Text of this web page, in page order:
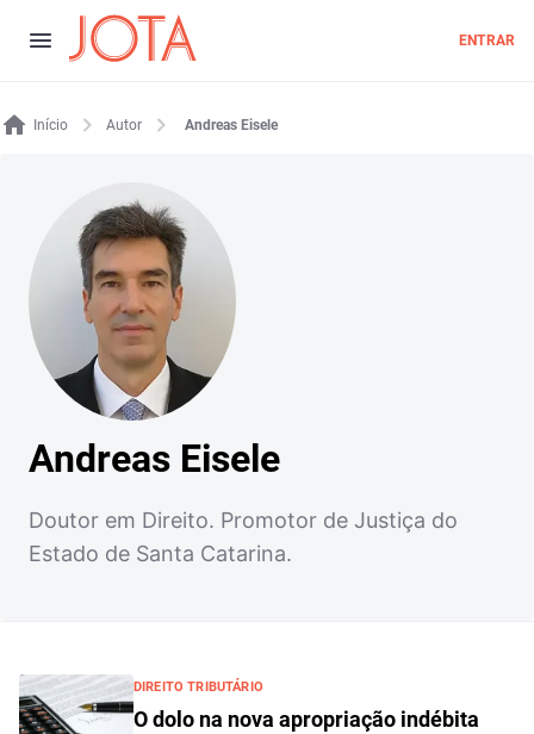
ENTRAR
Início Autor Andreas Eisele
Andreas Eisele
Doutor em Direito. Promotor de Justiça do
Estado de Santa Catarina.
DIREITO TRIBUTÁRIO
O dolo na nova apropriação indébita